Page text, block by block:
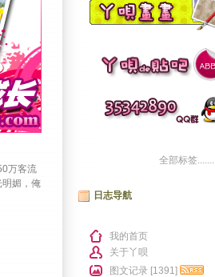
万客流
媚，俺
全部标签.......
日志导航
我的首页
关于丫呗
图文记录 [1391]